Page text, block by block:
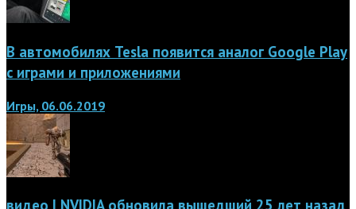
В автомобилях Tesla появится аналог Google Play
с играми и приложениями
Игры, 06.06.2019